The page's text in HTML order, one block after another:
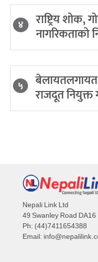
४ राष्ट्रिय शोक,
नागरिकताको
५ राजदूत नियुक्त
Nepali Link Ltd
49 Swanley Road
Ph: (44)7411654388
Email: